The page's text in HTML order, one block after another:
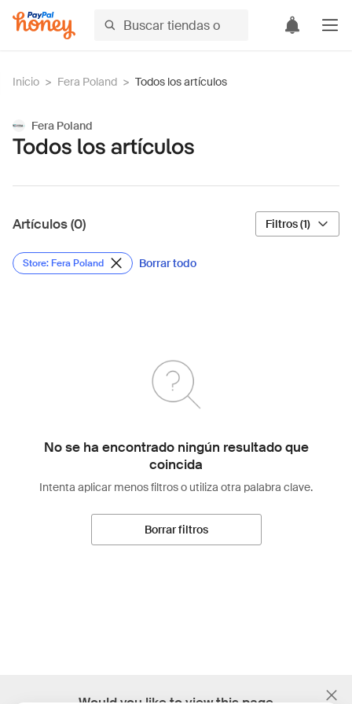
Inicio > Fera Poland > Todos los artículos
Fera Poland
Todos los artículos
Artículos (0) Filtros (1)
Store: Fera Poland Borrar todo
No se ha encontrado ningún resultado que
coincida
Intenta aplicar menos filtros o utiliza otra palabra clave.
Borrar filtros